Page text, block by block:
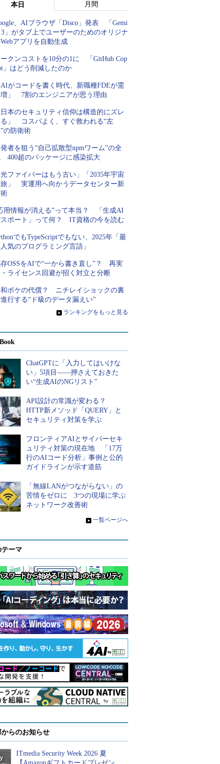
本日 月間
、AIブラウザ「Disco」発表 「Gemi
」がタブ上でユーザーのためのオリジナ
アプリを自動生成
クンコストを10分の1に 「GitHub Cop
」はどう削減したのか
がコードを書く時代、新職種FDEが需
」 7割のエンジニアが思う理由
本のセキュリティ信仰は構造的にズレ
」 コスパよく、すぐ救われる“左
の防衛術
者を狙う“自己拡散型npmワーム”の全
400超のパッケージに感染拡大
ファイバーはもう古い」「2035年宇宙
」 実運用へ向かうデータセンター新
用情報が消える”って本当？ 「生成AI
ポート」って何？ IT資格の今を読む
でもTypeScriptでもない、2025年「最
気のプログラミング言語」
OSSをAIで“一から書き直し”？ 再実
ライセンス回避が招く対立と分断
ボケの代償？ ニチレイショックの裏
行する“ド級のデータ漏えい”
» ランキングをもっと見る
ChatGPTに「入力してはいけな
い」5項目――押さえておきた
い“生成AIのNGリスト”
API設計の常識が変わる？
HTTP新メソッド「QUERY」と
セキュリティ対策を学ぶ
フロンティアAIとサイバーセキ
ュリティ対策の現在地 「17万
行のAIコード分析」事例と公的
ガイドラインが示す道筋
「無線LANがつながらない」の
苦情をゼロに 3つの現場に学ぶ
ネットワーク改善術
» 一覧ページへ
ーマ
らのお知らせ
ITmedia Security Week 2026 夏